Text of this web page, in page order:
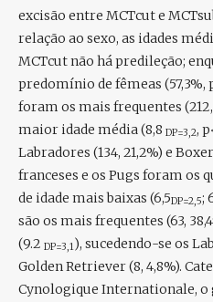
excisão entre MCTcut e
relação ao sexo, as idades
MCTcut não há predileção;
predomínio de fêmeas (57,3%,
foram os mais frequentes
maior idade média (8,8 DP=3,2,
Labradores (134, 21,2%) e
franceses e os Pugs foram os
de idade mais baixas (6,5DP=2,5;
são os mais frequentes (63,
(9.2 DP=3,1), sucedendo-se os
Golden Retriever (8, 4,8%).
Cynologique Internationale, o